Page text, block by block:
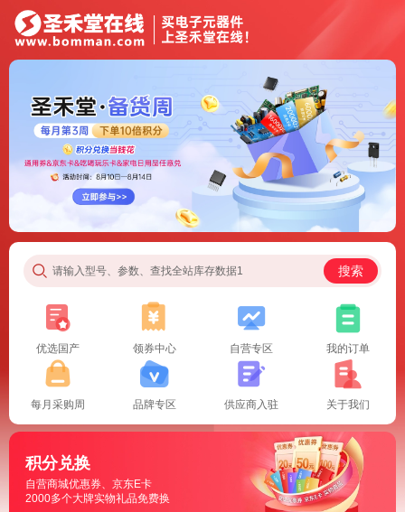
请输入型号、参数、查找全站库存数据1 搜索
优选国产 领券中心 自营专区 我的订单
每月采购周 品牌专区 供应商入驻 关于我们
积分兑换
自营商城优惠券、京东E卡
2000多个大牌实物礼品免费换